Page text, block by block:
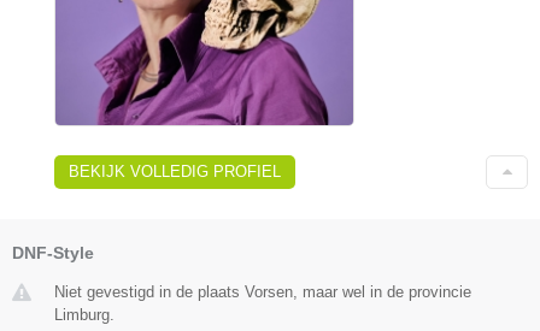
BEKIJK VOLLEDIG PROFIEL
DNF-Style
Niet gevestigd in de plaats Vorsen, maar wel in de provincie
Limburg.